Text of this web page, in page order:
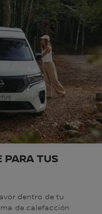
PARA TUS
dentro de tu
de calefacción